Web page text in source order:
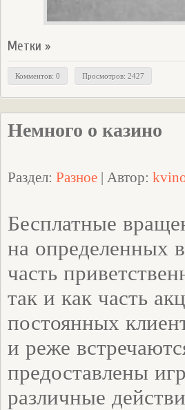
Метки »
Комментов: 0 Просмотров: 2427
Немного о казино
Раздел: Разное | Автор:
Бесплатные
на определенных
часть
так и как часть
постоянных
и реже
предоставлены
различные